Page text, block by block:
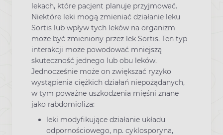
lekach, które pacjent planuje przyjmować.
Niektóre leki mogą zmieniać działanie leku
Sortis lub wpływ tych leków na organizm
może być zmieniony przez lek Sortis. Ten typ
interakcji może powodować mniejszą
skuteczność jednego lub obu leków.
Jednocześnie może on zwiększać ryzyko
wystąpienia ciężkich działań niepożądanych,
w tym poważne uszkodzenia mięśni znane
jako rabdomioliza:
leki modyfikujące działanie układu
odpornościowego, np. cyklosporyna,